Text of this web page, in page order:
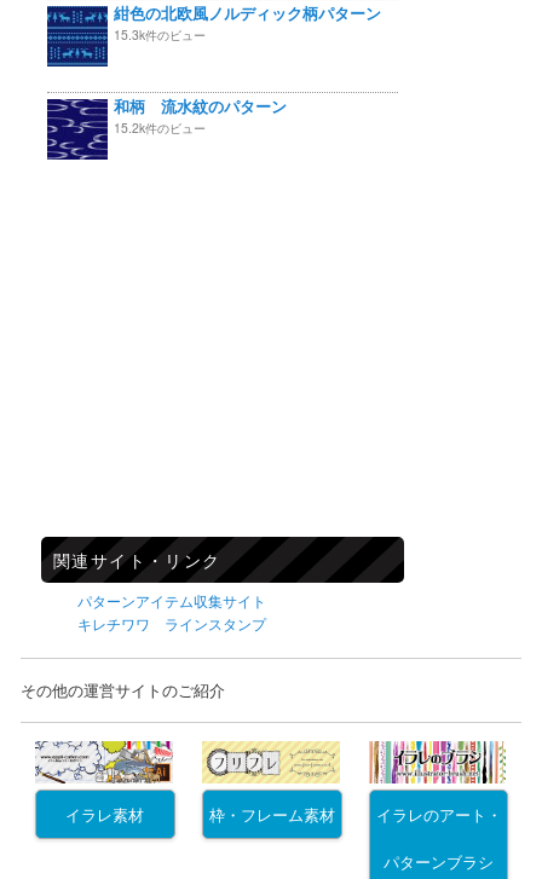
紺色の北欧風ノルディック柄パターン
15.3k件のビュー
和柄 流水紋のパターン
15.2k件のビュー
関連サイト・リンク
パターンアイテム収集サイト
キレチワワ ラインスタンプ
その他の運営サイトのご紹介
イラレ素材 枠・フレーム素材 イラレのアート・
パターンブラシ